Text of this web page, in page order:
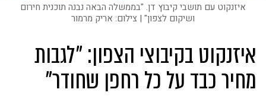
איזנקוט עם תושבי קיבוץ דן. "בממשלה הבאה נבנה תוכנית חירום
ושיקום לצפון" | צילום: אריק מרמור
איזנקוט בקיבוצי הצפון: ״לגבות
מחיר כבד על כל רחפן שחודר"